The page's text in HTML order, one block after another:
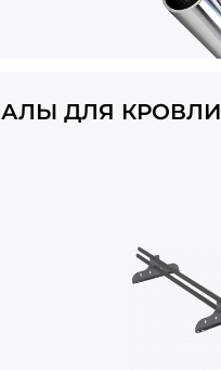
ДЛЯ КРОВЛИ